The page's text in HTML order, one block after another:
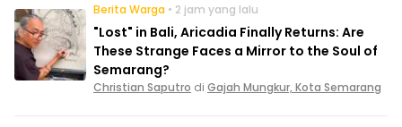
Berita Warga • 2 jam yang lalu
"Lost" in Bali, Aricadia Finally Returns: Are
These Strange Faces a Mirror to the Soul of
Semarang?
Christian Saputro di Gajah Mungkur, Kota Semarang